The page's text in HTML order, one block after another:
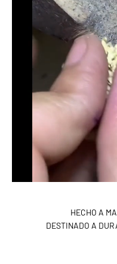
HECHO A
DESTINADO A